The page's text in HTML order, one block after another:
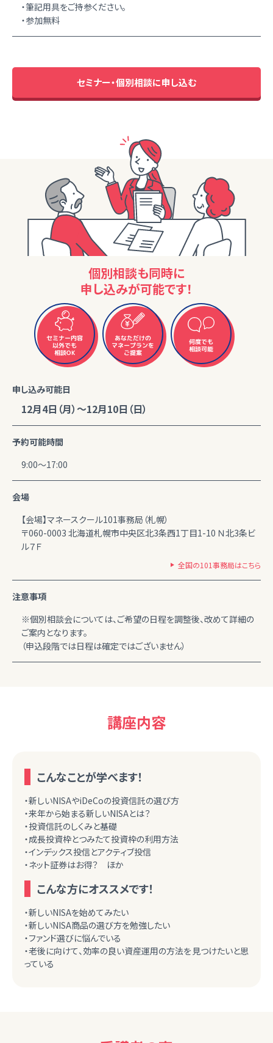
・筆記用具をご持参ください。
・参加無料
セミナー・個別相談に申し込む
個別相談も同時に
申し込みが可能です！
セミナー内容
以外でも
相談OK
あなただけの
マネープランを
ご提案
何度でも
相談可能
申し込み可能日
12月4日（月）～12月10日（日）
予約可能時間
9:00～17:00
会場
【会場】マネースクール101事務局（札幌）
〒060-0003 北海道札幌市中央区北3条西1丁目1-10 Ｎ北3条ビ
ル７Ｆ
全国の101事務局はこちら
注意事項
※個別相談会については、ご希望の日程を調整後、改めて詳細の
ご案内となります。
（申込段階では日程は確定ではございません）
講座内容
こんなことが学べます！
・新しいNISAやiDeCoの投資信託の選び方
・来年から始まる新しいNISAとは？
・投資信託のしくみと基礎
・成長投資枠とつみたて投資枠の利用方法
・インデックス投信とアクティブ投信
・ネット証券はお得？ ほか
こんな方にオススメです！
・新しいNISAを始めてみたい
・新しいNISA商品の選び方を勉強したい
・ファンド選びに悩んでいる
・老後に向けて、効率の良い資産運用の方法を見つけたいと思
っている